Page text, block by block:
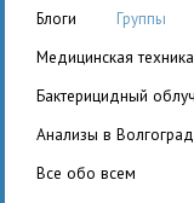
блоги группы
медицинская техника
бактерицидный
Анализы в
Все обо всем